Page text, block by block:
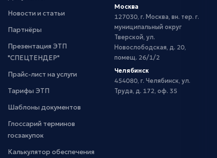
Новости и статьи
Партнёры
Презентация ЭТП
"СПЕЦТЕНДЕР"
Прайс-лист на услуги
Тарифы ЭТП
Шаблоны документов
Глоссарий терминов
госзакупок
Калькулятор обеспечения
Москва
127030, г. Москва, вн. тер. г.
муниципальный округ
Тверской, ул.
Новослободская, д. 20,
помещ. 26/1/2
Челябинск
454080, г. Челябинск, ул.
Труда, д. 172, оф. 35